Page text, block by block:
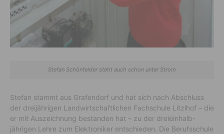
Stefan Schönfelder steht auch schon unter Strom
Stefan stammt aus Grafendorf und hat sich nach Abschluss
der dreijährigen Landwirtschaftlichen Fachschule Litzlhof – die
er mit Auszeichnung bestanden hat – zu der dreieinhalb-
jährigen Lehre zum Elektroniker entschieden. Die Berufsschule